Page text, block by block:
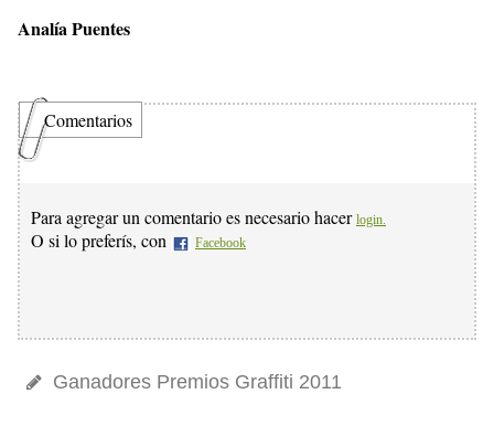
Analía Puentes
Comentarios
Para agregar un comentario es necesario hacer login.
O si lo preferís, con Facebook
Ganadores Premios Graffiti 2011